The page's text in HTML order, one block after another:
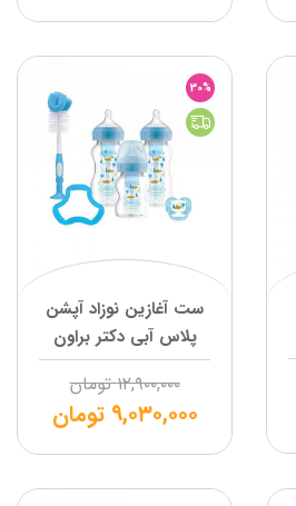
30%
ست آغازین نوزاد آپشن
پلاس آبی دکتر براون
۱۲,۹۰۰,۰۰۰ تومان
۹,۰۳۰,۰۰۰ تومان